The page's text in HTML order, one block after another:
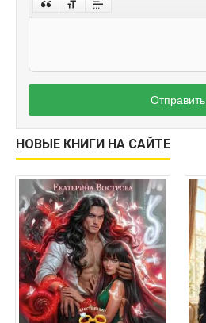
Отправить
НОВЫЕ КНИГИ НА САЙТЕ